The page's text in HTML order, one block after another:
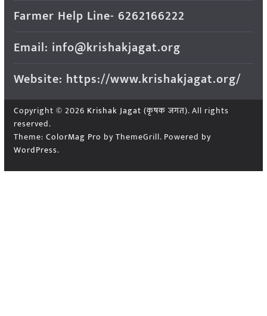
Farmer Help Line- 6262166222
Email: info@krishakjagat.org
Website: https://www.krishakjagat.org/
Copyright © 2026 Krishak Jagat (कृषक जगत). All rights
reserved.
Theme: ColorMag Pro by ThemeGrill. Powered by
WordPress.